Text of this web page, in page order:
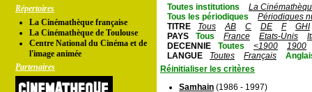
Répertoires
La Cinémathèque française
La Cinémathèque de Toulouse
Centre National du Cinéma et de
l'image animée
Partenaires
Toutes institutions
La
Tous les périodiques
Périodiques
TITRE
Tous AB C DE F
GHI
PAYS
Tous France Etats-Unis
DECENNIE
Toutes <1900
1900
LANGUE
Toutes Français
Réinitialiser les critères
Samhain (1986 - 1997)